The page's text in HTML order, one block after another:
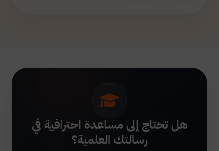
هل تحتاج إلى مساعدة احترافية في
رسالتك العلمية؟